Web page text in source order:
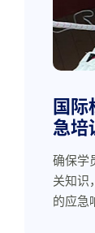
国际
急培
确保学
关知识
的应急